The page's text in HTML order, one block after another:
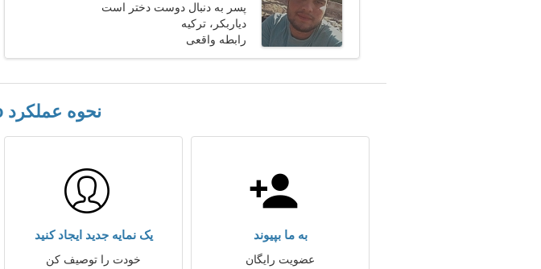
پسر به دنبال دوست دختر است
دیاربکر، ترکیه
رابطه واقعی
نحوه عملکرد TurDatingGo
به ما بپیوند
عضویت رایگان
یک نمایه جدید ایجاد کنید
خودت را توصیف کن